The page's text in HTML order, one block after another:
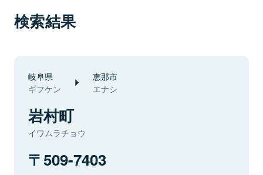
検索結果
岐阜県
ギフケン
恵那市
エナシ
岩村町
イワムラチョウ
509-7403